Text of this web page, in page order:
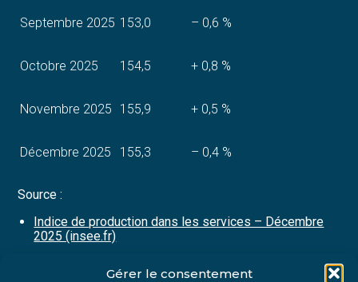
Gérer le consentement
Septembre 2025 153,0 – 0,6 %
Octobre 2025 154,5 + 0,8 %
Novembre 2025 155,9 + 0,5 %
Décembre 2025 155,3 – 0,4 %
Source :
Indice de production dans les services – Décembre
2025 (insee.fr)